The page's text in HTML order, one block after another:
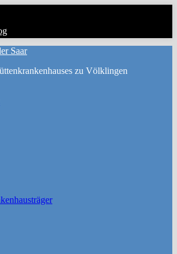
Saar
zu Völklingen